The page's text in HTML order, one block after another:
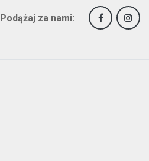
Podążaj za nami: